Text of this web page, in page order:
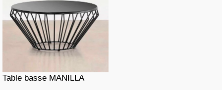
Table basse MANILLA